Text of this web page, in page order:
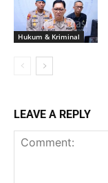
Hukum & Kriminal
LEAVE A REPLY